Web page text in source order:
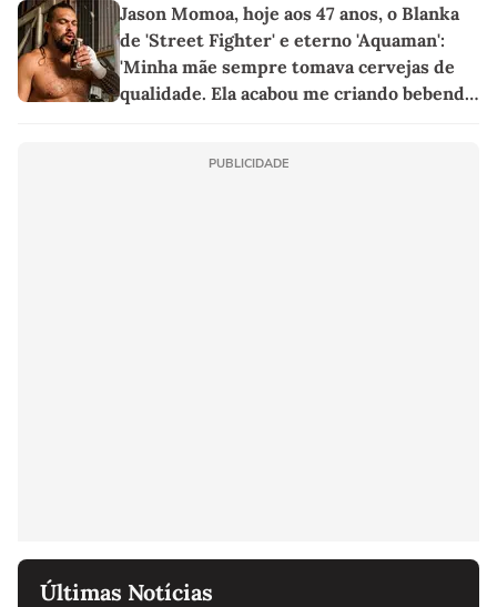
Jason Momoa, hoje aos 47 anos, o Blanka
de 'Street Fighter' e eterno 'Aquaman':
'Minha mãe sempre tomava cervejas de
qualidade. Ela acabou me criando bebendo
PUBLICIDADE
Últimas Notícias